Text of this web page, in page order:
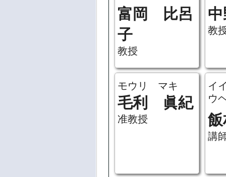
富岡 比呂
子
教授
教
モウリ マキ
毛利 眞紀
准教授
イ
ウ
講